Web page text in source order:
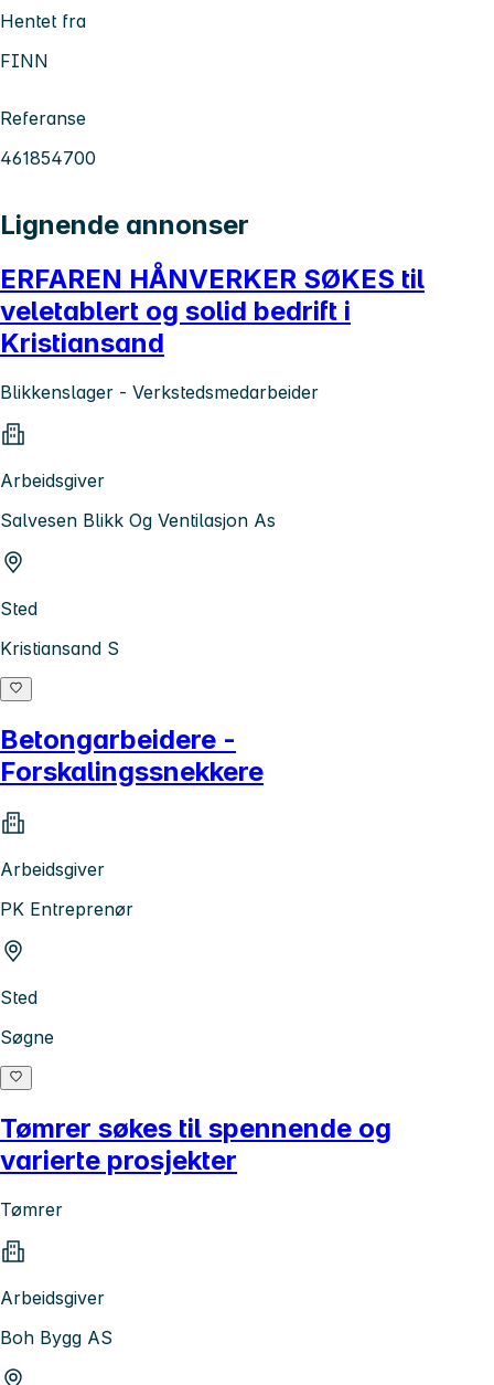
Hentet fra
FINN
Referanse
461854700
Lignende annonser
ERFAREN HÅNVERKER SØKES til
veletablert og solid bedrift i
Kristiansand
Blikkenslager - Verkstedsmedarbeider
Arbeidsgiver
Salvesen Blikk Og Ventilasjon As
Sted
Kristiansand S
Betongarbeidere -
Forskalingssnekkere
Arbeidsgiver
PK Entreprenør
Sted
Søgne
Tømrer søkes til spennende og
varierte prosjekter
Tømrer
Arbeidsgiver
Boh Bygg AS